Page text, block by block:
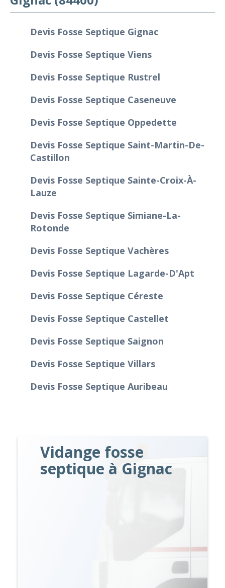
Devis Fosse Septique Gignac
Devis Fosse Septique Viens
Devis Fosse Septique Rustrel
Devis Fosse Septique Caseneuve
Devis Fosse Septique Oppedette
Devis Fosse Septique Saint-Martin-De-
Castillon
Devis Fosse Septique Sainte-Croix-À-
Lauze
Devis Fosse Septique Simiane-La-
Rotonde
Devis Fosse Septique Vachères
Devis Fosse Septique Lagarde-D'Apt
Devis Fosse Septique Céreste
Devis Fosse Septique Castellet
Devis Fosse Septique Saignon
Devis Fosse Septique Villars
Devis Fosse Septique Auribeau
Vidange fosse
septique à Gignac